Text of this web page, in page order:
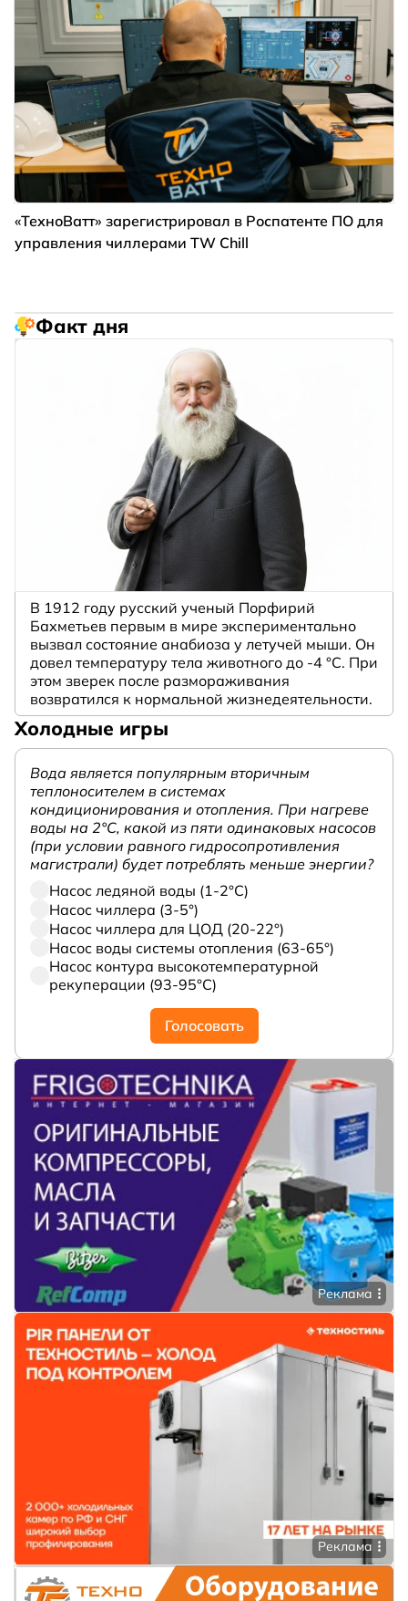
«ТехноВатт» зарегистрировал в Роспатенте ПО для
управления чиллерами TW Chill
Факт дня
В 1912 году русский ученый Порфирий
Бахметьев первым в мире экспериментально
вызвал состояние анабиоза у летучей мыши. Он
довел температуру тела животного до -4 °C. При
этом зверек после размораживания
возвратился к нормальной жизнедеятельности.
Холодные игры
Вода является популярным вторичным
теплоносителем в системах
кондиционирования и отопления. При нагреве
воды на 2°С, какой из пяти одинаковых насосов
(при условии равного гидросопротивления
магистрали) будет потреблять меньше энергии?
Насос ледяной воды (1-2°С)
Насос чиллера (3-5°)
Насос чиллера для ЦОД (20-22°)
Насос воды системы отопления (63-65°)
Насос контура высокотемпературной
рекуперации (93-95°С)
Голосовать
Реклама
Реклама